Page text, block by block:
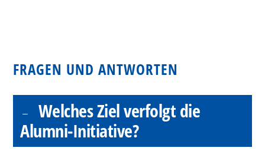
FRAGEN UND ANTWORTEN
Welches Ziel verfolgt die
Alumni-Initiative?